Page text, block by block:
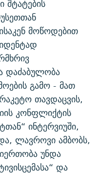
ᲐᲛᲑᲐᲕᲘ
მოწოდებით
დაძაბულობა
გამო - მათ
თავდაცვის,
კონფლიქტის
ინტერვიუში,
ლავროვი ამბობს,
უნდა
და